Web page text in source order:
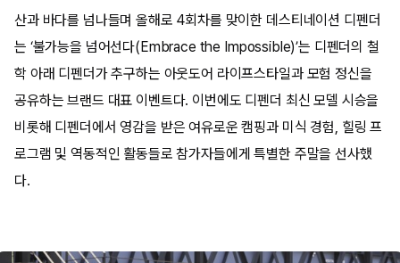
산과 바다를 넘나들며 올해로 4회차를 맞이한 데스티네이션 디펜더
는 ‘불가능을 넘어선다(Embrace the Impossible)’는 디펜더의 철
학 아래 디펜더가 추구하는 아웃도어 라이프스타일과 모험 정신을
공유하는 브랜드 대표 이벤트다. 이번에도 디펜더 최신 모델 시승을
비롯해 디펜더에서 영감을 받은 여유로운 캠핑과 미식 경험, 힐링 프
로그램 및 역동적인 활동들로 참가자들에게 특별한 주말을 선사했
다.